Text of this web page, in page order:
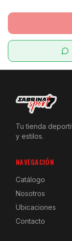
Tu tienda
y estilos.
NAVEGACIÓN
Catálogo
Nosotros
Ubicaciones
Contacto